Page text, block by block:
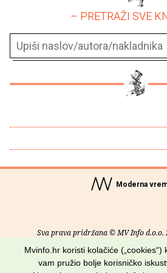
– PRETRAŽI SVE
Moderna
Sva prava pridržana © MV Info d.o.o.
Uvjeti
Mvinfo.hr koristi kolačiće („cookies“)
vam pružio bolje korisničko